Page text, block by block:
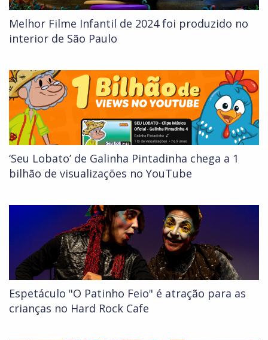
Melhor Filme Infantil de 2024 foi produzido no
interior de São Paulo
‘Seu Lobato’ de Galinha Pintadinha chega a 1
bilhão de visualizações no YouTube
Espetáculo "O Patinho Feio" é atração para as
crianças no Hard Rock Cafe